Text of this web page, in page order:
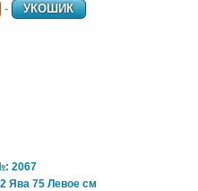
- УКОШИК
2067
Ява 75 Левое см